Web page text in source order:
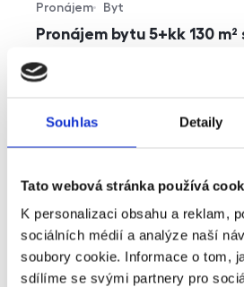
Souhlas Detaily
Tato webová stránka používá
K personalizaci obsahu a reklam,
sociálních médií a analýze naší
soubory cookie. Informace o tom,
sdílíme se svými partnery pro
Pronájem bytu 5+kk 130
Typ nabídky
Pronájem
Typ nemovitosti
Byt
funkce
parkování sklep výtah
cena
49 000 Kč